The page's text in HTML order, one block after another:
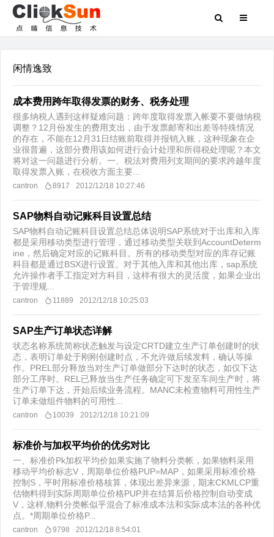
闲情逸致
成本费用跨年取得发票的财务、税务处理
很多纳税人遇到这样疑难问题：跨年度取得发票入帐要不要做纳税
调整？12月份发生的费用支出，由于发票邮寄和出差等特殊情况
的存在，不能在12月31日结账前取得并报销入账，这种现象在企
业很普遍，这部分费用该如何进行会计处理和所得税处理呢？本文
将对这一问题进行分析。一、税法对费用列支期间的要求跨越年度
取得发票入账，在税收方面主要...
cantron 8917 2012/12/18 10:27:46
SAP物料自动记账科目设置总结
SAP物料自动记账科目设置总结总体说明SAP系统对于出库和入库
都是采用移动类型进行管理，通过移动类型关联到AccountDeterm
ine，然后确定对应的记账科目。所有的移动类型对应的库存记账
科目都是通过BSX进行设置。对于其他入库和其他出库，sap系统
允许操作者手工指定对方科目，这样有很大的灵活度，如果企业出
于管理规...
cantron 11889 2012/12/18 10:25:03
SAP生产订单状态详解
状态名称系统简称状态触发与设定CRTD建立生产订单创建时的状
态，表明订单处于刚刚创建时点，不允许做后续发料，确认等操
作。PREL部分释放当对生产订单做部分下达时的状态，如仅下达
部分工序时。REL已释放当生产任务确定可下发至车间生产时，将
生产订单下达，开始后续业务流程。MANC未检查物料可用性生产
订单未做组件物料的可用性...
cantron 10039 2012/12/18 10:21:09
标准价与加权平均价的优劣对比
一、标准价Pk加权平均价如果实施了物料分类帐，如果物料采用
移动平均价标志V，周期单位价格PUP=MAP，如果采用标准价格
控制S，平时用标准价格核算，体现出差异来源，期末CKMLCP重
估物料得到实际周期单位价格PUP并在结算后价格控制自动变成
V，这样,物料分类帐似乎混合了标准成本法和实际成本法的各种优
点。*周期单位价格P...
cantron 9798 2012/12/18 8:54:01